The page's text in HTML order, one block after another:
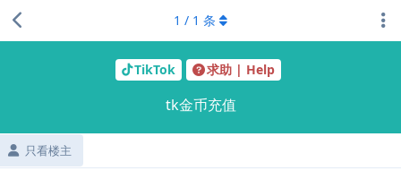
TikTok 求助 | Help
tk金币充值
只看楼主
1 / 1 条